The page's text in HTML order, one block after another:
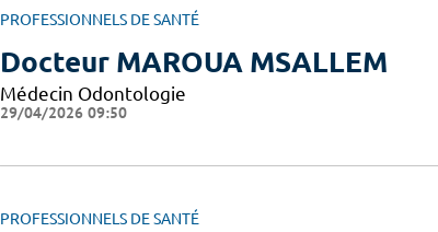
PROFESSIONNELS DE SANTÉ
Docteur MAROUA MSALLEM
Médecin Odontologie
29/04/2026 09:50
PROFESSIONNELS DE SANTÉ